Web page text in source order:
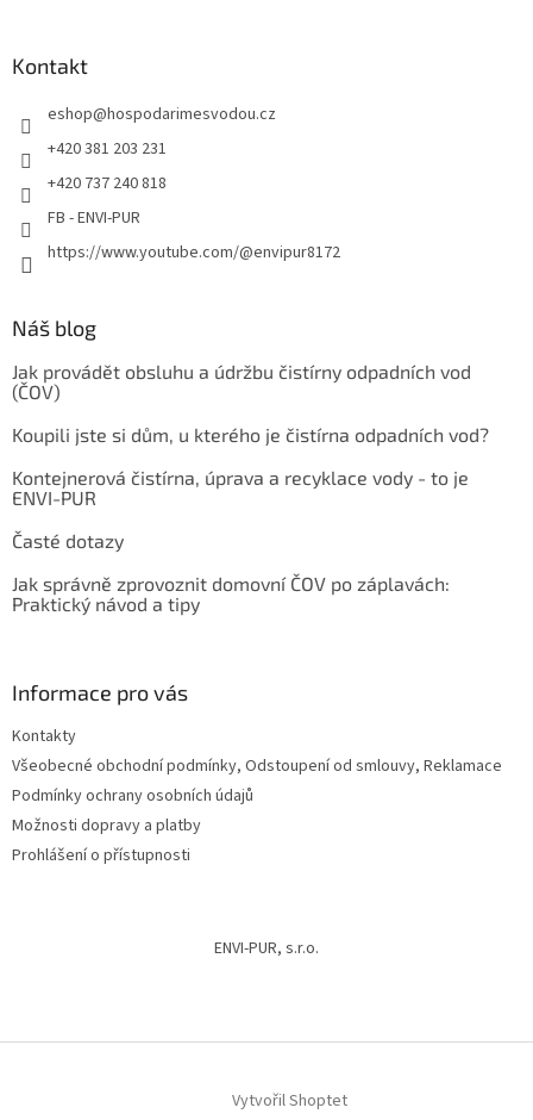
Kontakt
eshop@hospodarimesvodou.cz
+420 381 203 231
+420 737 240 818
FB - ENVI-PUR
https://www.youtube.com/@envipur8172
Náš blog
Jak provádět obsluhu a údržbu čistírny odpadních vod
(ČOV)
Koupili jste si dům, u kterého je čistírna odpadních vod?
Kontejnerová čistírna, úprava a recyklace vody - to je
ENVI-PUR
Časté dotazy
Jak správně zprovoznit domovní ČOV po záplavách:
Praktický návod a tipy
Informace pro vás
Kontakty
Všeobecné obchodní podmínky, Odstoupení od smlouvy, Reklamace
Podmínky ochrany osobních údajů
Možnosti dopravy a platby
Prohlášení o přístupnosti
ENVI-PUR, s.r.o.
Vytvořil Shoptet